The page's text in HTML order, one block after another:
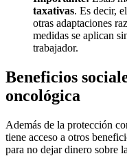
taxativas. Es decir,
otras adaptaciones
medidas se aplican
trabajador.
Beneficios
oncológica
Además de la protección
tiene acceso a otros
para no dejar dinero sobre